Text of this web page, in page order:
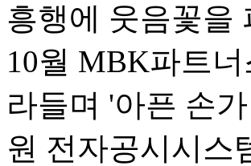
흥행에 웃음꽃을
10월 MBK파트
라들며 '아픈 손
원 전자공시시스